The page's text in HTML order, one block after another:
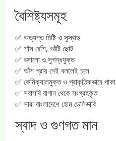
বৈশিষ্ট্যসমূহ
✅ অত্যন্ত মিষ্টি ও সুস্বাদু
✅ শাঁস বেশি, আঁটি ছোট
✅ রসালো ও সুগন্ধযুক্ত
✅ আঁশ প্রায় নেই বললেই চলে
✅ কেমিক্যালমুক্ত ও প্রাকৃতিকভাবে পাকা
✅ সরাসরি বাগান থেকে সংগ্রহকৃত
✅ সারা বাংলাদেশে হোম ডেলিভারি
স্বাদ ও গুণগত মান